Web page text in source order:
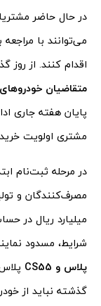
اقدام کنند. از روز
متقاضیان خودروهای
مشتری اولویت
در مرحله ثبت‌نام
میلیارد ریال در
شرایط، مسدود
پلاس و CS55
گذشته نباید از